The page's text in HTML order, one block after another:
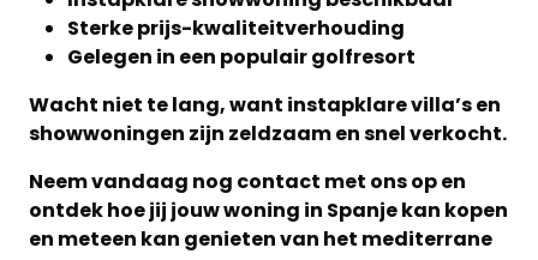
Sterke prijs-kwaliteitverhouding
Gelegen in een populair golfresort
Wacht niet te lang, want instapklare villa’s en
showwoningen zijn zeldzaam en snel verkocht.
Neem vandaag nog contact met ons op en
ontdek hoe jij jouw woning in Spanje kan kopen
en meteen kan genieten van het mediterrane